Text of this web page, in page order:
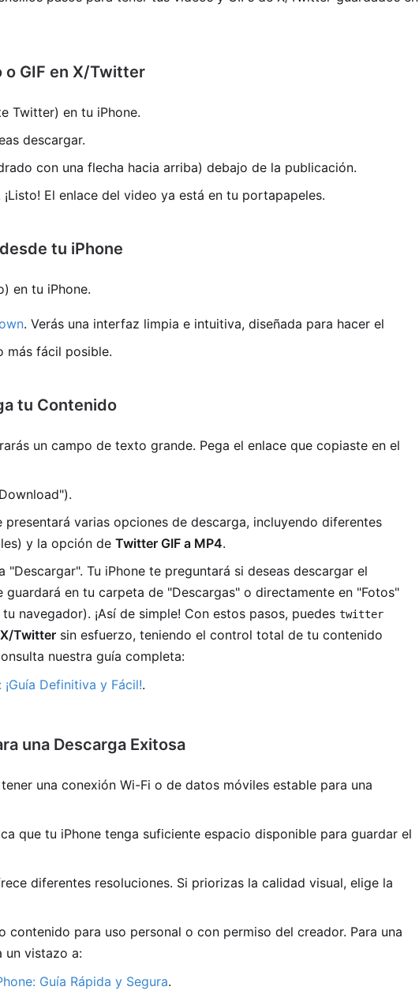
o GIF en X/Twitter
Twitter) en tu iPhone.
descargar.
con una flecha hacia arriba) debajo de la publicación.
El enlace del video ya está en tu portapapeles.
tu iPhone
en tu iPhone.
. Verás una interfaz limpia e intuitiva, diseñada para hacer el
más fácil posible.
tu Contenido
un campo de texto grande. Pega el enlace que copiaste en el
varias opciones de descarga, incluyendo diferentes
y la opción de Twitter GIF a MP4.
"Descargar". Tu iPhone te preguntará si deseas descargar el
en tu carpeta de "Descargas" o directamente en "Fotos"
navegador). ¡Así de simple! Con estos pasos, puedes twitter
Twitter sin esfuerzo, teniendo el control total de tu contenido
nuestra guía completa:
Definitiva y Fácil!.
una Descarga Exitosa
una conexión Wi-Fi o de datos móviles estable para una
que tu iPhone tenga suficiente espacio disponible para guardar el
diferentes resoluciones. Si priorizas la calidad visual, elige la
contenido para uso personal o con permiso del creador. Para una
un vistazo a:
Guía Rápida y Segura.